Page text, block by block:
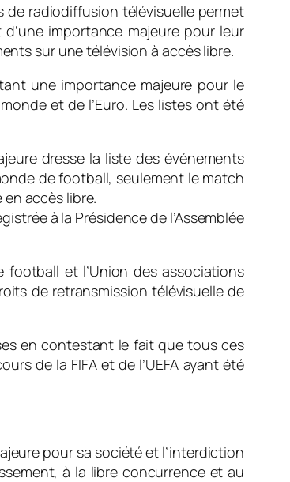
de radiodiffusion télévisuelle permet
importance majeure pour leur
sur une télévision à accès libre.
une importance majeure pour le
et de l’Euro. Les listes ont été
dresse la liste des événements
de football, seulement le match
accès libre.
à la Présidence de l’Assemblée
et l’Union des associations
de retransmission télévisuelle de
en contestant le fait que tous ces
de la FIFA et de l’UEFA ayant été
pour sa société et l’interdiction
à la libre concurrence et au